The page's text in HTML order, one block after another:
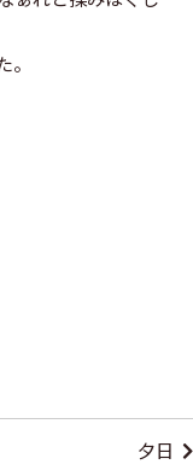
夕日